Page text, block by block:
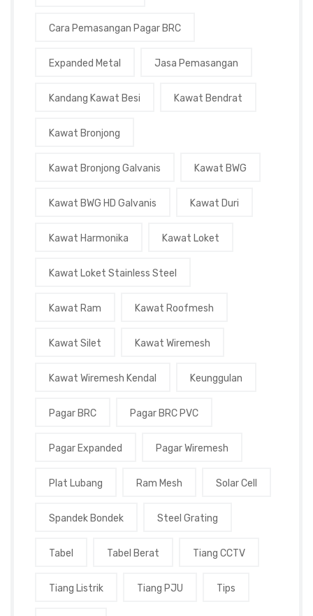
Cara Pemasangan Pagar BRC
Expanded Metal Jasa Pemasangan
Kandang Kawat Besi Kawat Bendrat
Kawat Bronjong
Kawat Bronjong Galvanis Kawat BWG
Kawat BWG HD Galvanis Kawat Duri
Kawat Harmonika Kawat Loket
Kawat Loket Stainless Steel
Kawat Ram Kawat Roofmesh
Kawat Silet Kawat Wiremesh
Kawat Wiremesh Kendal Keunggulan
Pagar BRC Pagar BRC PVC
Pagar Expanded Pagar Wiremesh
Plat Lubang Ram Mesh Solar Cell
Spandek Bondek Steel Grating
Tabel Tabel Berat Tiang CCTV
Tiang Listrik Tiang PJU Tips